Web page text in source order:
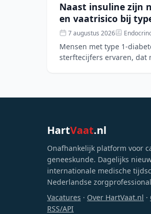
Naast insuline zijn
en vaatrisico bij
7 augustus 2026
Mensen met type 1-
sterftecijfers ervaren, dat
HartVaat.nl
Onafhankelijk platform voor
geneeskunde. Dagelijks
internationale medische
Nederlandse
Vacatures · Over HartVaat.nl ·
RSS/API